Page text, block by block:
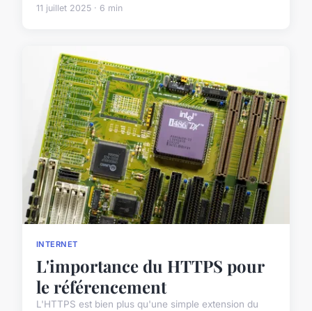
11 juillet 2025 · 6 min
INTERNET
L'importance du HTTPS pour
le référencement
L'HTTPS est bien plus qu'une simple extension du